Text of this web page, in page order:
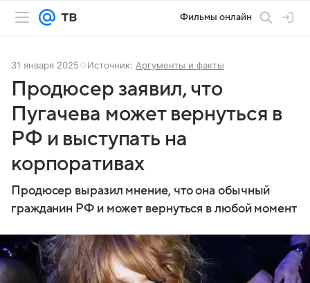
Фильмы онлайн
31 января 2025 Источник: Аргументы и факты
Продюсер заявил, что
Пугачева может вернуться в
РФ и выступать на
корпоративах
Продюсер выразил мнение, что она обычный
гражданин РФ и может вернуться в любой момент